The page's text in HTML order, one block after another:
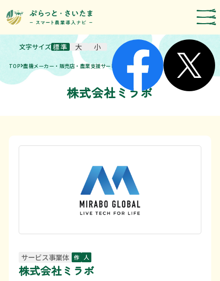
スマート農業技術の紹介
導入事例
農機メーカー検索
取組報告
埼玉県のスマート農業の取組
TOP 農機メーカー・販売店・農業支援サービス事業者検索
文字サイズ標準 大 小
株式会社ミラボ
株式会社ミラボ
サービス事業体